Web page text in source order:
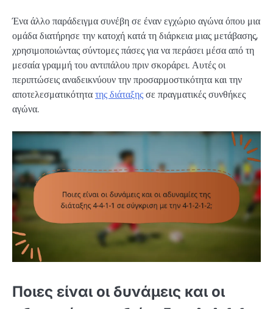
Ένα άλλο παράδειγμα συνέβη σε έναν εγχώριο αγώνα όπου μια
ομάδα διατήρησε την κατοχή κατά τη διάρκεια μιας μετάβασης,
χρησιμοποιώντας σύντομες πάσες για να περάσει μέσα από τη
μεσαία γραμμή του αντιπάλου πριν σκοράρει. Αυτές οι
περιπτώσεις αναδεικνύουν την προσαρμοστικότητα και την
αποτελεσματικότητατης διάταξηςσε πραγματικές συνθήκες
αγώνα.
Ποιες είναι οι δυνάμεις και οι